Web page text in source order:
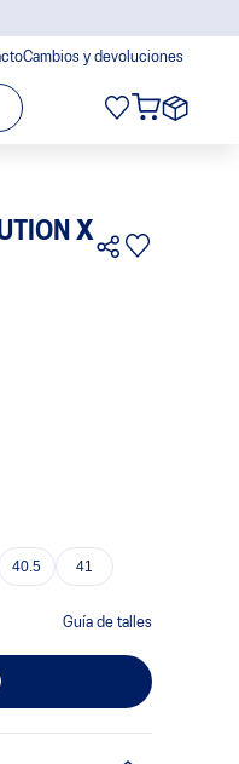
Cambios y devoluciones
X
41
40.5
Guía de talles